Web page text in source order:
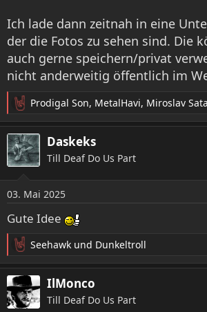
Ich lade dann zeitnah in eine
der die Fotos zu sehen sind. Die
auch gerne speichern/privat
nicht anderweitig öffentlich im
R
e
a
k
t
n
e
n
Prodigal Son, MetalHavi, Miroslav
Daskeks
Till Deaf Do Us Part
03. Mai 2025
Gute Idee
R
e
a
k
t
Seehawk und Dunkeltroll
IlMonco
Till Deaf Do Us Part